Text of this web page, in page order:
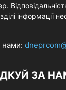
інформації
нами:
ЗА